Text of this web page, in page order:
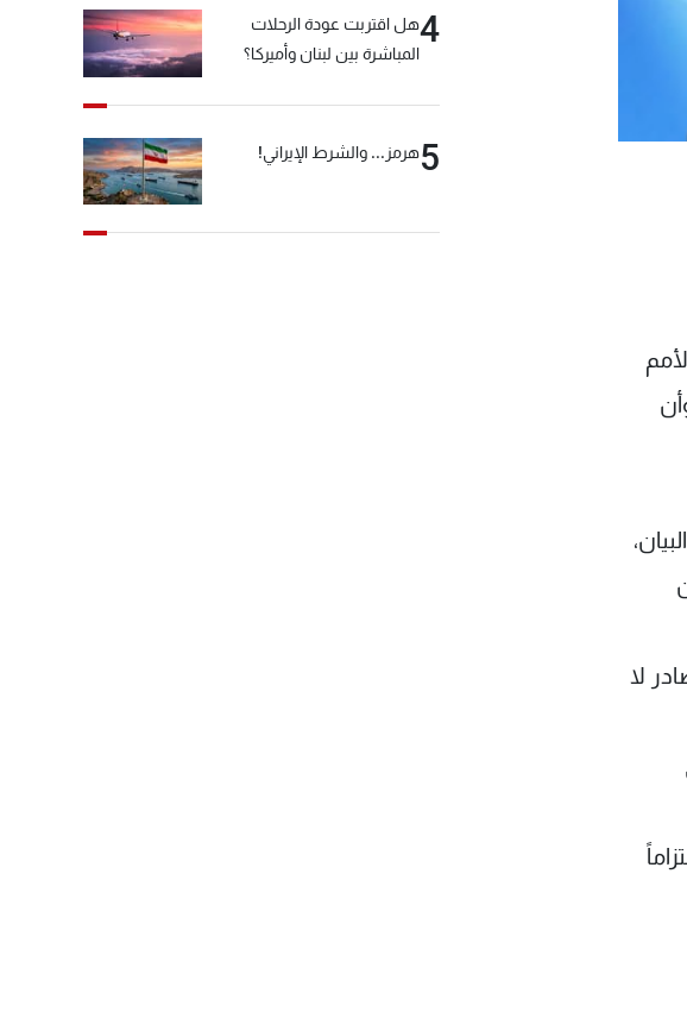
البيان،
لا
4هل اقتربت عودة الرحلات
المباشرة بين لبنان وأميركا؟
5هرمز... والشرط الإيراني!